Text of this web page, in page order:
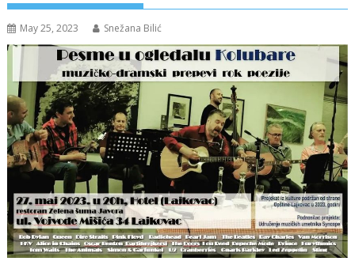
May 25, 2023 Snežana Bilić